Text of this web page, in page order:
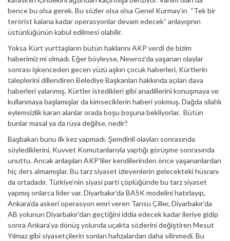
bence bu olsa gerek. Bu sözler olsa olsa Genel Kurmay’ın “Tek bir
terörist kalana kadar operasyonlar devam edecek” anlayışının
üstünlüğünün kabul edilmesi olabilir.
Yoksa Kürt yurttaşların bütün haklarını AKP verdi de bizim
haberimiz mi olmadı. Eğer böyleyse, Newroz’da yaşanan olaylar
sonrası işkenceden gecen yüzü aşkın çocuk haberleri, Kürtlerin
taleplerini dillendiren Belediye Başkanları hakkında açılan dava
haberleri yalanmış. Kürtler istedikleri gibi anadillerini konuşmaya ve
kullanmaya başlamışlar da kimseciklerin haberi yokmuş. Dağda silahlı
eylemsizlik kararı alanlar orada boşu boşuna bekliyorlar. Bütün
bunlar masal ya da rüya değilse, nedir?
Başbakan bunu ilk kez yapmadı. Şemdinli olayları sonrasında
söylediklerini, Kuvvet Komutanlarıyla yaptığı görüşme sonrasında
unuttu. Ancak anlaşılan AKP’liler kendilerinden önce yaşananlardan
hiç ders almamışlar. Bu tarz siyaset izleyenlerin gelecekteki hüsranı
da ortadadır. Türkiye’nin siyasi parti çöplüğünde bu tarz siyaset
yapmış onlarca lider var. Diyarbakır’da BASK modelini hatırlayıp,
Ankara’da askeri operasyon emri veren Tansu Çiller, Diyarbakır’da
AB yolunun Diyarbakır’dan geçtiğini iddia edecek kadar ileriye gidip
sonra Ankara’ya dönüş yolunda uçakta sözlerini değiştiren Mesut
Yılmaz gibi siyasetçilerin sonları hafızalardan daha silinmedi. Bu